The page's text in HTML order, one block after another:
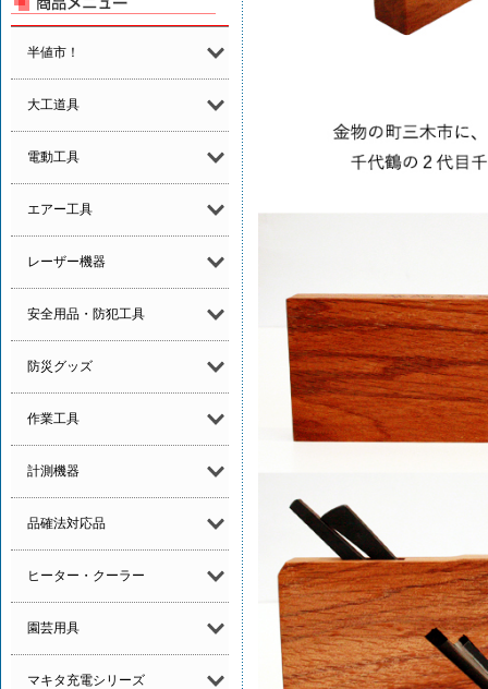
半値市！
大工道具
電動工具
エアー工具
レーザー機器
安全用品・防犯工具
防災グッズ
作業工具
計測機器
品確法対応品
ヒーター・クーラー
園芸用具
マキタ充電シリーズ